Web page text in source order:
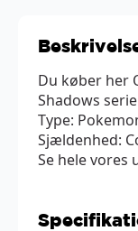
Du køber her
Shadows
Type:
Sjældenhed:
Se hele vores